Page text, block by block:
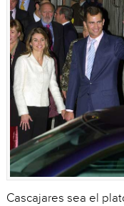
Cascajares sea el